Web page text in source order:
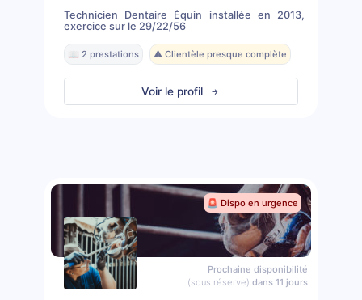
Technicien Dentaire Équin installée en 2013,
exercice sur le 29/22/56
📖 2 prestations ⚠️ Clientèle presque complète
Voir le profil
🚨 Dispo en urgence
Prochaine disponibilité
(sous réserve) dans 11 jours